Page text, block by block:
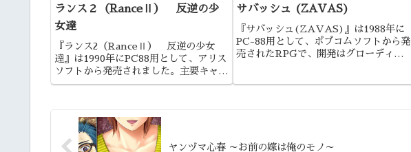
ランス２（RanceⅡ） 反逆の少
女達
『ランス2（RanceⅡ） 反逆の少女
達』は1990年にPC88用として、アリス
ソフトから発売されました。主要キャラ
の多くがここで初登場ということで、実
サバッシュ (ZAVAS)
『サバッシュ(ZAVAS)』は1988年に
PC-88用として、ポプコムソフトから発
売されたRPGで、開発はグローディア
ヤンヅマ心春 ～お前の嫁は俺のモノ～